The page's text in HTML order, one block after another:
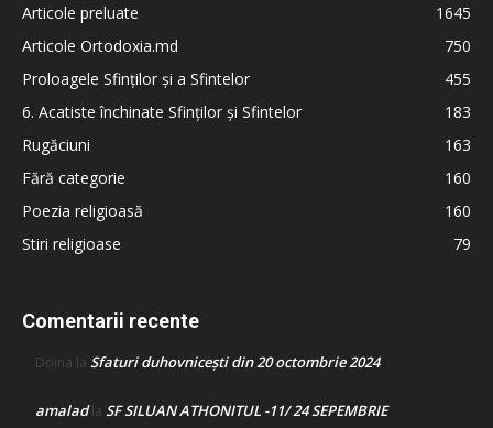
Articole preluate
1645
Articole Ortodoxia.md
750
Proloagele Sfinților și a Sfintelor
455
6. Acatiste închinate Sfinților și Sfintelor
183
Rugăciuni
163
Fără categorie
160
Poezia religioasă
160
Stiri religioase
79
Comentarii recente
Doina la Sfaturi duhovnicești din 20 octombrie 2024
amaladla SF SILUAN ATHONITUL -11/ 24 SEPEMBRIE